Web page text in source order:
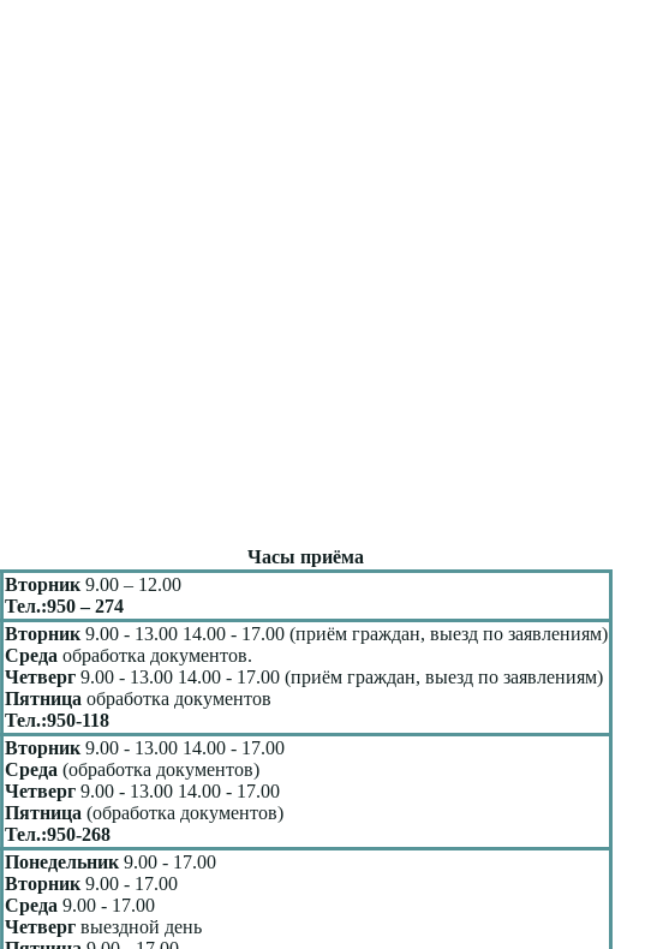
Часы приёма
Вторник 9.00 – 12.00
Тел.:950 – 274
Вторник 9.00 - 13.00 14.00 - 17.00 (приём граждан, выезд по заявлениям)
Среда обработка документов.
Четверг 9.00 - 13.00 14.00 - 17.00 (приём граждан, выезд по заявлениям)
Пятница обработка документов
Тел.:950-118
Вторник 9.00 - 13.00 14.00 - 17.00
Среда (обработка документов)
Четверг 9.00 - 13.00 14.00 - 17.00
Пятница (обработка документов)
Тел.:950-268
Понедельник 9.00 - 17.00
Вторник 9.00 - 17.00
Среда 9.00 - 17.00
Четверг выездной день